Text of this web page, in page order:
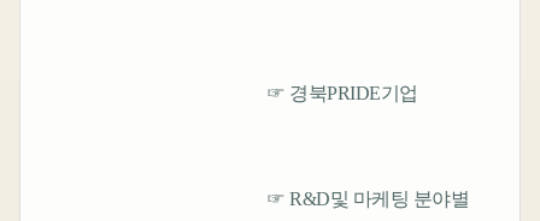
☞ 경북PRIDE기업
☞ R&D및 마케팅 분야별